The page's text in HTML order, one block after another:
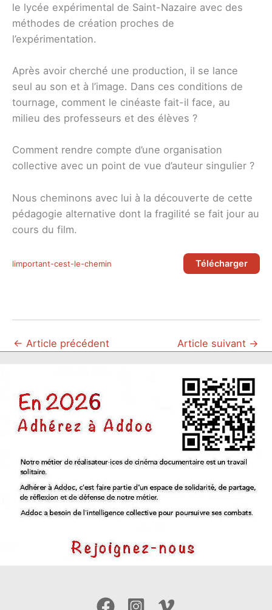
le lycée expérimental de Saint-Nazaire avec des
méthodes de création proches de
l’expérimentation.
Après avoir cherché une production, il se lance
seul au son et à l’image. Dans ces conditions de
tournage, comment le cinéaste fait-il face, au
milieu des professeurs et des élèves ?
Comment rendre compte d’une organisation
collective avec un point de vue d’auteur singulier ?
Nous cheminons avec lui à la découverte de cette
pédagogie alternative dont la fragilité se fait jour au
cours du film.
limportant-cest-le-chemin Télécharger
← Article précédent Article suivant →